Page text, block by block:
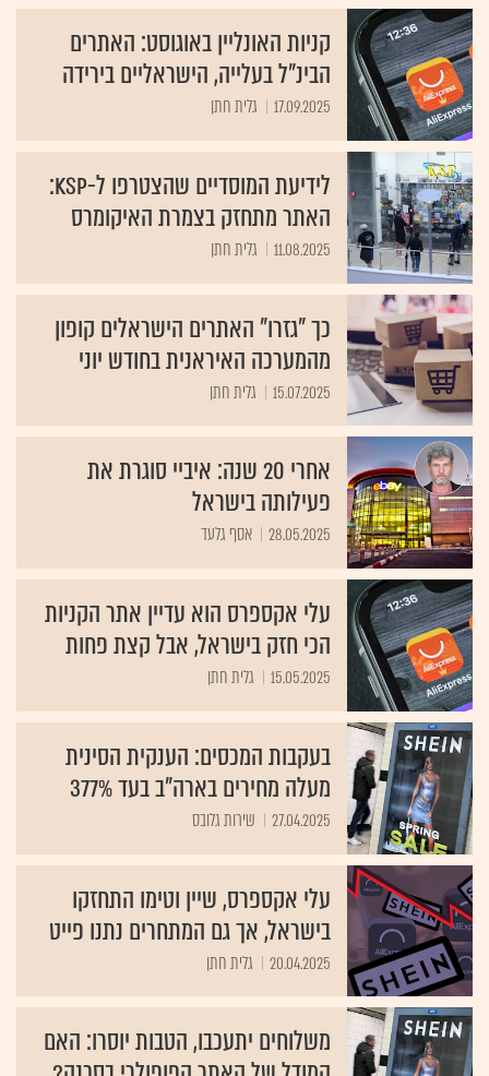
קניות האונליין באוגוסט: האתרים
הבינ"ל בעלייה, הישראליים בירידה
17.09.2025 גלית חתן
לידיעת המוסדיים שהצטרפו ל-KSP:
האתר מתחזק בצמרת האיקומרס
11.08.2025 גלית חתן
כך "גזרו" האתרים הישראלים קופון
מהמערכה האיראנית בחודש יוני
15.07.2025 גלית חתן
אחרי 20 שנה: איביי סוגרת את
פעילותה בישראל
28.05.2025 אסף גלעד
עלי אקספרס הוא עדיין אתר הקניות
הכי חזק בישראל, אבל קצת פחות
15.05.2025 גלית חתן
בעקבות המכסים: הענקית הסינית
מעלה מחירים בארה"ב בעד 377%
27.04.2025 שירות גלובס
עלי אקספרס, שיין וטימו התחזקו
בישראל, אך גם המתחרים נתנו פייט
20.04.2025 גלית חתן
משלוחים יתעכבו, הטבות יוסרו: האם